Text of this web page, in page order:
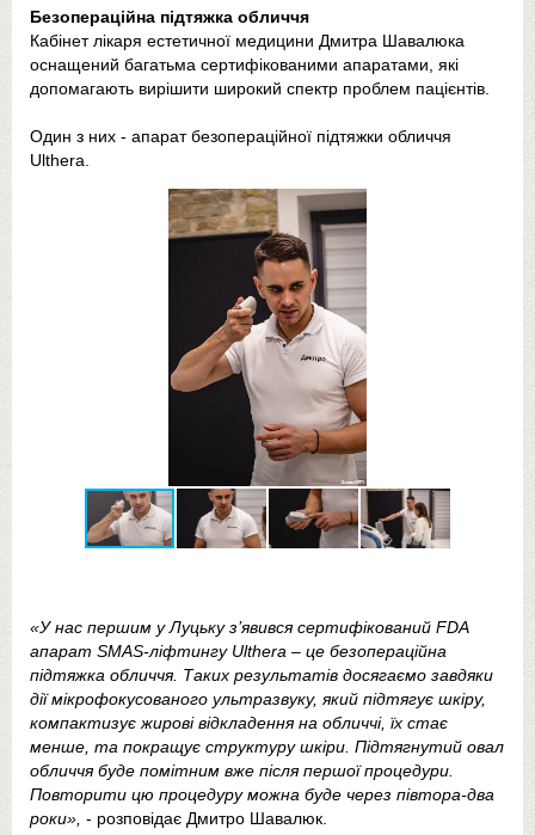
Безопераційна підтяжка обличчя
Кабінет лікаря естетичної медицини Дмитра Шавалюка
оснащений багатьма сертифікованими апаратами, які
допомагають вирішити широкий спектр проблем пацієнтів.
Один з них - апарат безопераційної підтяжки обличчя
Ulthera.
«У нас першим у Луцьку з’явився сертифікований FDA
апарат SMAS-ліфтингу Ulthera – це безопераційна
підтяжка обличчя. Таких результатів досягаємо завдяки
дії мікрофокусованого ультразвуку, який підтягує шкіру,
компактизує жирові відкладення на обличчі, їх стає
менше, та покращує структуру шкіри. Підтягнутий овал
обличчя буде помітним вже після першої процедури.
Повторити цю процедуру можна буде через півтора-два
роки», - розповідає Дмитро Шавалюк.